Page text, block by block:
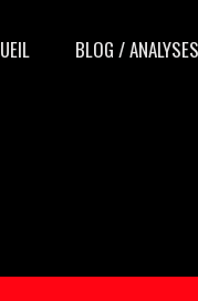
BLOG / ANALYSES